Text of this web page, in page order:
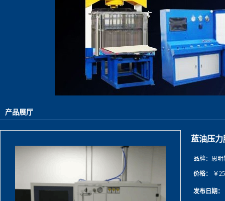
产品展厅
蓝油压
品牌： 思明
价格： ￥
发布日期：